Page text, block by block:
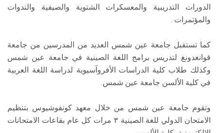
الدورات التدريبية والمعسكرات الشتوية والصيفية والندوات
والمؤتمرات .
كما تستقبل جامعة عين شمس العديد من المدرسين من جامعة
قوانغدونغ لتدريس برامج اللغة الصينية في جامعة عين شمس
وكذلك طلاب كلية الدراسات الأفروآسيوية لدراسة اللغة العربية
في كلية الألسن جامعة عين شمس.
وتقوم جامعة عين شمس من خلال معهد كونفوشيوس بتنظيم
الامتحان الدولي للغة الصينية ٣ مرات كل عام بقاعات الامتحانات